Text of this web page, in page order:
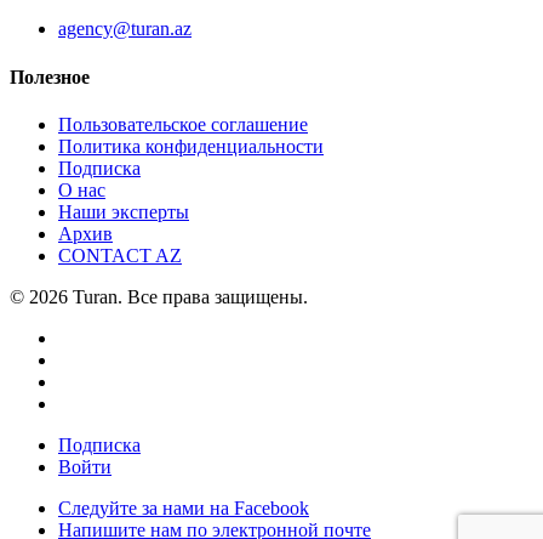
agency@turan.az
Полезное
Пользовательское соглашение
Политика конфиденциальности
Подписка
О нас
Наши эксперты
Архив
CONTACT AZ
© 2026 Turan. Все права защищены.
Подписка
Войти
Следуйте за нами на Facebook
Напишите нам по электронной почте